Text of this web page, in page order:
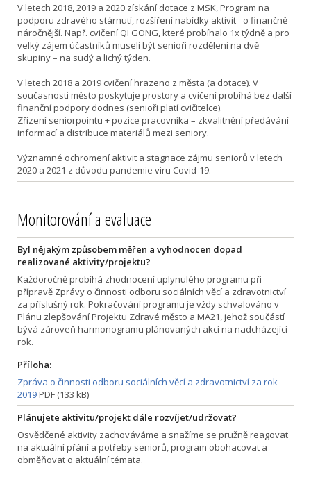
V letech 2018, 2019 a 2020 získání dotace z MSK, Program na
podporu zdravého stárnutí, rozšíření nabídky aktivit o finančně
náročnější. Např. cvičení QI GONG, které probíhalo 1x týdně a pro
velký zájem účastníků museli být senioři rozděleni na dvě
skupiny – na sudý a lichý týden.
V letech 2018 a 2019 cvičení hrazeno z města (a dotace). V
současnosti město poskytuje prostory a cvičení probíhá bez další
finanční podpory dodnes (senioři platí cvičitelce).
Zřízení seniorpointu + pozice pracovníka – zkvalitnění předávání
informací a distribuce materiálů mezi seniory.
Významné ochromení aktivit a stagnace zájmu seniorů v letech
2020 a 2021 z důvodu pandemie viru Covid-19.
Monitorování a evaluace
Byl nějakým způsobem měřen a vyhodnocen dopad
realizované aktivity/projektu?
Každoročně probíhá zhodnocení uplynulého programu při
přípravě Zprávy o činnosti odboru sociálních věcí a zdravotnictví
za příslušný rok. Pokračování programu je vždy schvalováno v
Plánu zlepšování Projektu Zdravé město a MA21, jehož součástí
bývá zároveň harmonogramu plánovaných akcí na nadcházející
rok.
Příloha:
Zpráva o činnosti odboru sociálních věcí a zdravotnictví za rok
2019PDF (133 kB)
Plánujete aktivitu/projekt dále rozvíjet/udržovat?
Osvědčené aktivity zachováváme a snažíme se pružně reagovat
na aktuální přání a potřeby seniorů, program obohacovat a
obměňovat o aktuální témata.